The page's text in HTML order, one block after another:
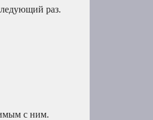
раз.
с ним.